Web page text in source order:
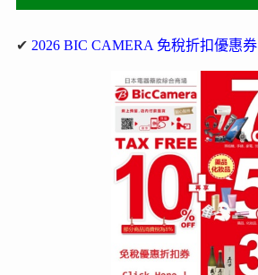
✔ 2026 BIC CAMERA 免稅折扣優惠券